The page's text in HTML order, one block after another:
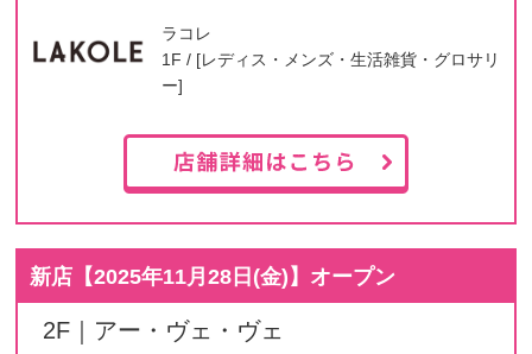
ラコレ
1F / [レディス・メンズ・生活雑貨・グロサリ
ー]
新店【2025年11月28日(金) 】オープン
2F｜アー・ヴェ・ヴェ